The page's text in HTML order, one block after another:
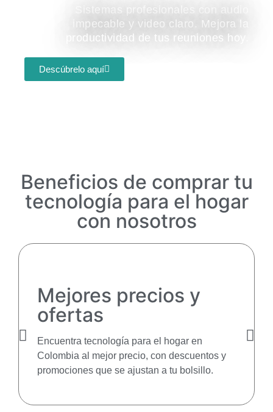
Sistemas profesionales con audio
impecable y video claro. Mejora la
productividad de tus reuniones hoy.
Descúbrelo aquí
Beneficios de comprar tu
tecnología para el hogar
con nosotros
Mejores precios y
ofertas
Encuentra tecnología para el hogar en
Colombia al mejor precio, con descuentos y
promociones que se ajustan a tu bolsillo.